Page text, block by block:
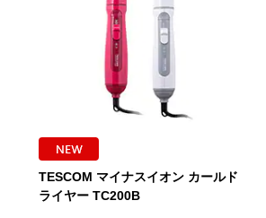
TESCOM マイナスイオン カールド
ライヤー TC200B